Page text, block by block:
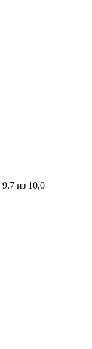
9,7 из 10,0